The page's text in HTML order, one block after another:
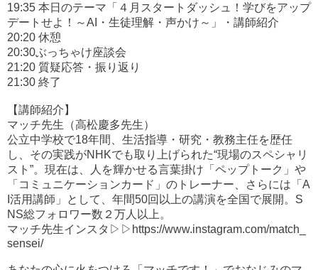
19:35 本日のテーマ「４月スタートダッシュ！学びをアップ
デートせよ！～AI・生徒理解・声かけ～」・講師紹介
20:20 休憩
20:30ぶっちゃけ座談会
21:20 質疑応答・振り返り
21:30 終了
【講師紹介】
マッチ先生（高松慶多先生）
公立中学校で18年間、生活指導・研究・教務主任を歴任
し、その実践がNHKでも取り上げられた“現場のスペシャリ
スト”。現在は、人を輝かせる言葉掛け「ペップトーク」や
「コミュニケーションカード」のトレーナー、さらには「A
I活用講師」として、年間50回以上の講演を全国で展開。S
NS総フォロワー数２万人以上。
マッチ先生インスタ▷▷https://www.instagram.com/match_
sensei/